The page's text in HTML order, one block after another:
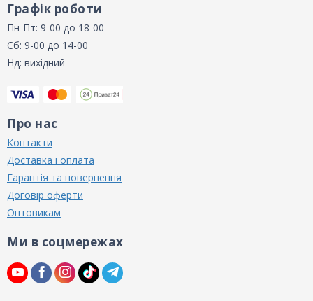
Графік роботи
Пн-Пт: 9-00 до 18-00
Сб: 9-00 до 14-00
Нд: вихідний
Про нас
Контакти
Доставка і оплата
Гарантія та повернення
Договір оферти
Оптовикам
Ми в соцмережах